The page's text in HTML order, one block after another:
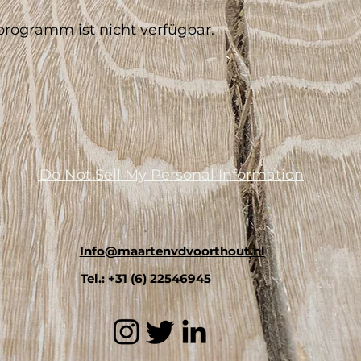
ist nicht verfügbar.
Do Not Sell My Personal Information
Info@maartenvdvoorthout.nl
Tel.: +31 (6) 22546945